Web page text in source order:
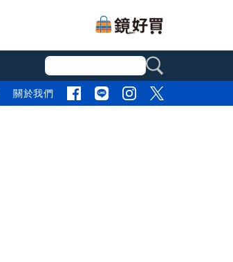
關於我們